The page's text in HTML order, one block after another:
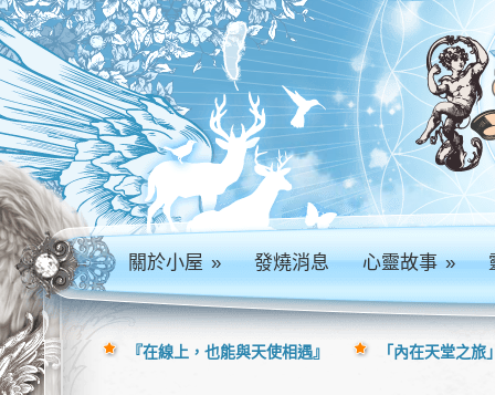
關於小屋» 發燒消息 心靈故事»
『在線上，也能與天使相遇』 「內在天堂之